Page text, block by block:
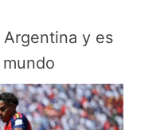
Argentina y es